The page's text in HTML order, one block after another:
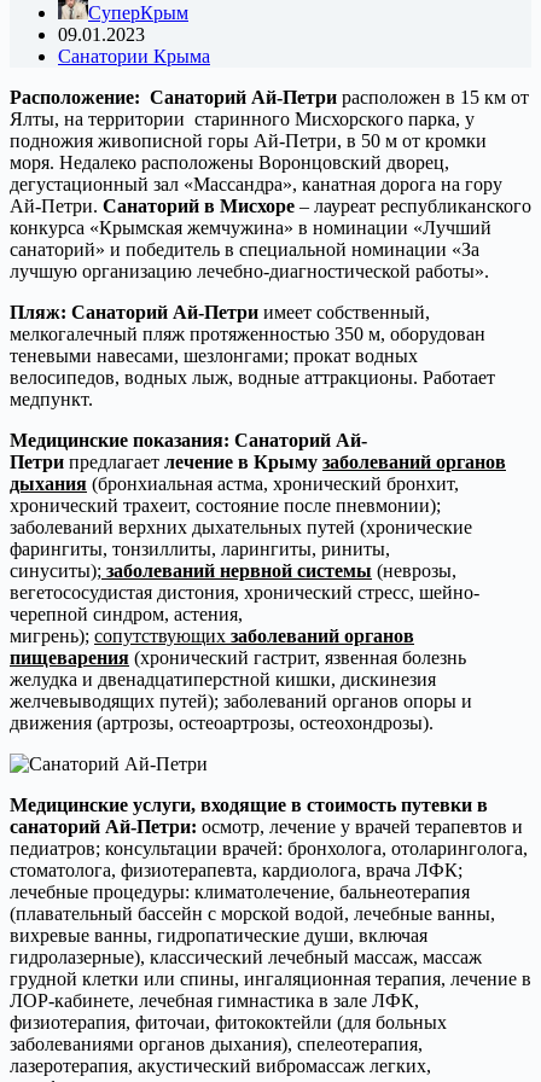
СуперКрым
09.01.2023
Санатории Крыма
Расположение: Санаторий Ай-Петри расположен в 15 км от
Ялты, на территории старинного Мисхорского парка, у
подножия живописной горы Ай-Петри, в 50 м от кромки
моря. Недалеко расположены Воронцовский дворец,
дегустационный зал «Массандра», канатная дорога на гору
Ай-Петри. Санаторий в Мисхоре – лауреат республиканского
конкурса «Крымская жемчужина» в номинации «Лучший
санаторий» и победитель в специальной номинации «За
лучшую организацию лечебно-диагностической работы».
Пляж: Санаторий Ай-Петри имеет собственный,
мелкогалечный пляж протяженностью 350 м, оборудован
теневыми навесами, шезлонгами; прокат водных
велосипедов, водных лыж, водные аттракционы. Работает
медпункт.
Медицинские показания: Санаторий Ай-
Петри предлагает лечение в Крыму заболеваний органов
дыхания (бронхиальная астма, хронический бронхит,
хронический трахеит, состояние после пневмонии);
заболеваний верхних дыхательных путей (хронические
фарингиты, тонзиллиты, ларингиты, риниты,
синуситы); заболеваний нервной системы (неврозы,
вегетососудистая дистония, хронический стресс, шейно-
черепной синдром, астения,
мигрень); сопутствующих заболеваний органов
пищеварения (хронический гастрит, язвенная болезнь
желудка и двенадцатиперстной кишки, дискинезия
желчевыводящих путей); заболеваний органов опоры и
движения (артрозы, остеоартрозы, остеохондрозы).
Медицинские услуги, входящие в стоимость путевки в
санаторий Ай-Петри: осмотр, лечение у врачей терапевтов и
педиатров; консультации врачей: бронхолога, отоларинголога,
стоматолога, физиотерапевта, кардиолога, врача ЛФК;
лечебные процедуры: климатолечение, бальнеотерапия
(плавательный бассейн с морской водой, лечебные ванны,
вихревые ванны, гидропатические души, включая
гидролазерные), классический лечебный массаж, массаж
грудной клетки или спины, ингаляционная терапия, лечение в
ЛОР-кабинете, лечебная гимнастика в зале ЛФК,
физиотерапия, фиточаи, фитококтейли (для больных
заболеваниями органов дыхания), спелеотерапия,
лазеротерапия, акустический вибромассаж легких,